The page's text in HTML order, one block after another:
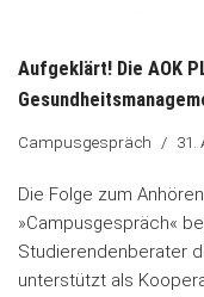
Aufgeklärt! Die AOK
Campusgespräch 31.
Die Folge zum
»Campusgespräch«
Studierendenberater
unterstützt als